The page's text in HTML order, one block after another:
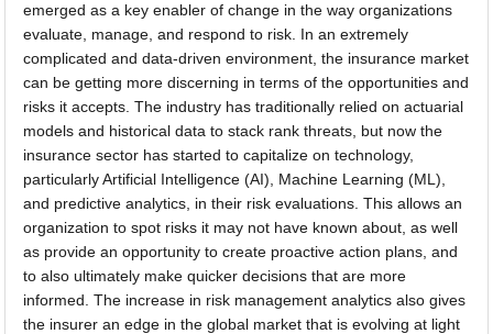
emerged as a key enabler of change in the way organizations
evaluate, manage, and respond to risk. In an extremely
complicated and data-driven environment, the insurance market
can be getting more discerning in terms of the opportunities and
risks it accepts. The industry has traditionally relied on actuarial
models and historical data to stack rank threats, but now the
insurance sector has started to capitalize on technology,
particularly Artificial Intelligence (AI), Machine Learning (ML),
and predictive analytics, in their risk evaluations. This allows an
organization to spot risks it may not have known about, as well
as provide an opportunity to create proactive action plans, and
to also ultimately make quicker decisions that are more
informed. The increase in risk management analytics also gives
the insurer an edge in the global market that is evolving at light